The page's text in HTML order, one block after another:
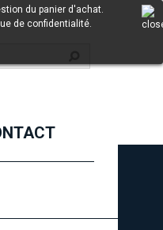
du panier d'achat.
de confidentialité.